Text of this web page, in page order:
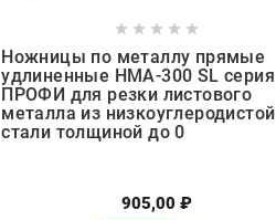
    
Ножницы по металлу прямые
удлиненные НМА-300 SL серия
ПРОФИ для резки листового
металла из низкоуглеродистой
стали толщиной до 0
905,00 ₽